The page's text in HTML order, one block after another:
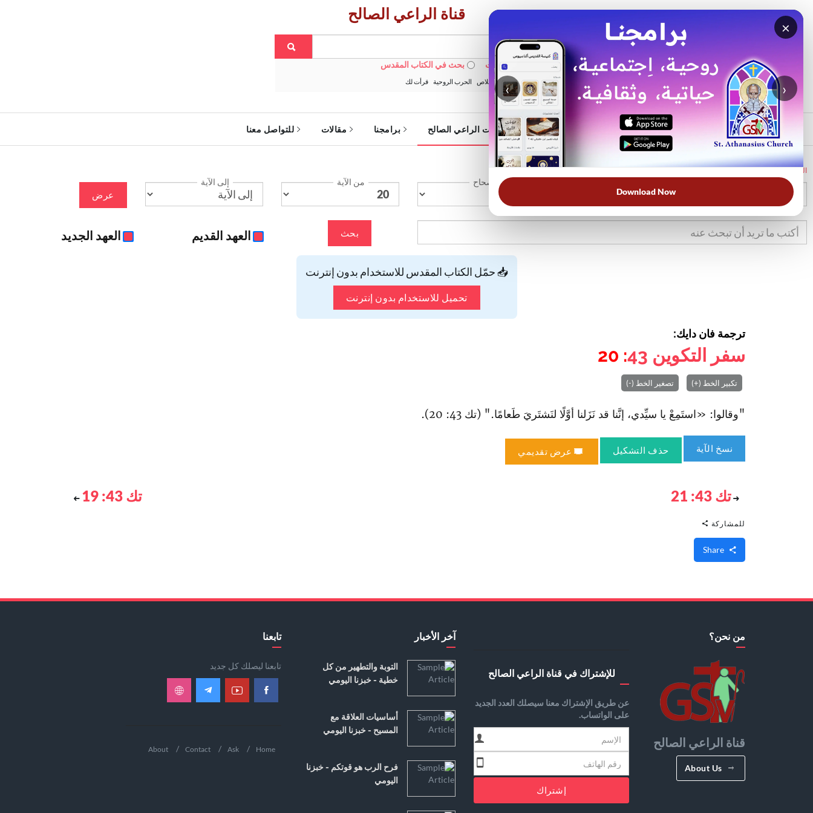
×
‹ ›
Download Now
قناة الراعي الصالح
بحث في الويبسايت بحث في الكتاب المقدس
الأكثر بحثًا: خبزنا اليومي الخلاص الحرب الروحية قرأت لك
الرئيسية خدمات الراعي الصالح برامجنا مقالات للتواصل معنا
الرئيسية
الإصحاح من الآية إلى الآية
عرض
بحث العهد القديم العهد الجديد
📥 حمّل الكتاب المقدس للاستخدام بدون إنترنت
تحميل للاستخدام بدون إنترنت
ترجمة فان دايك:
سفر التكوين 43
: 20
تكبير الخط (+) تصغير الخط (-)
"وقالوا: «استَمِعْ يا سيِّدي، إنَّنا قد نَزَلنا أوَّلًا لنَشتَريَ طَعامًا." (تك 43: 20).
نسخ الآية حذف التشكيل عرض تقديمي
تك 43: 21 تك 43: 19
للمشاركة
من نحن؟
قناة الراعي الصالح
About Us
للإشتراك في قناة الراعي الصالح
عن طريق الإشتراك معنا سيصلك العدد الجديد
على الواتساب.
إشتراك
آخر الأخبار
التوبة والتطهير من كل
خطية - خبزنا اليومي
أساسيات العلاقة مع
المسيح - خبزنا اليومي
فرح الرب هو قوتكم - خبزنا
اليومي
تابعنا
تابعنا ليصلك كل جديد
Home
Ask
Contact
About